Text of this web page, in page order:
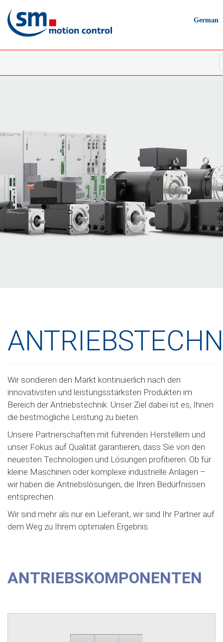
German
Wir sondieren den Markt kontinuierlich nach den
innovativsten und leistungsstärksten Produkten im
Bereich der Antriebstechnik. Unser Ziel dabei ist es, Ihnen
die bestmögliche Leistung zu bieten.
Unsere Partnerschaften mit führenden Herstellern und
unser Fokus auf Qualität garantieren, dass Sie von den
neuesten Technologien und Lösungen profitieren. Ob für
kleine Maschinen oder komplexe industrielle Anlagen –
wir haben die Antriebslösungen, die Ihren Bedürfnissen
entsprechen.
Wir sind mehr als nur ein Lieferant, wir sind Ihr Partner auf
dem Weg zu Ihrem optimalen Ergebnis.
ANTRIEBSKOMPONENTEN